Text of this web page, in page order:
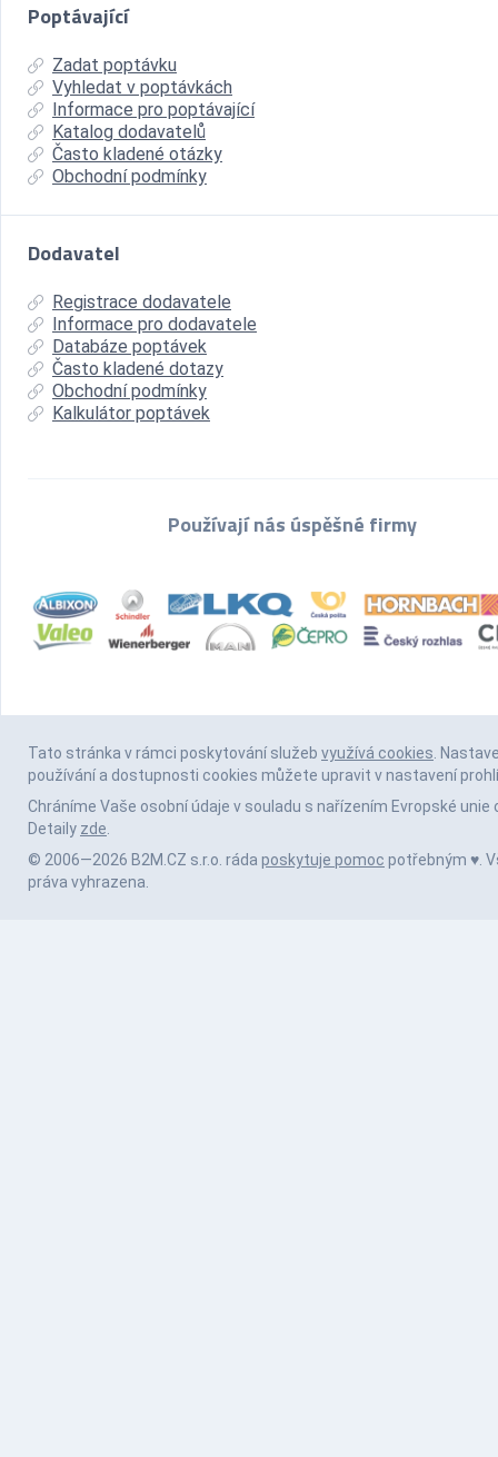
Poptávající
Zadat poptávku
Vyhledat v poptávkách
Informace pro poptávající
Katalog dodavatelů
Často kladené otázky
Obchodní podmínky
Dodavatel
Registrace dodavatele
Informace pro dodavatele
Databáze poptávek
Často kladené dotazy
Obchodní podmínky
Kalkulátor poptávek
Používají nás úspěšné firmy
Tato stránka v rámci poskytování služeb využívá cookies .
používání a dostupnosti cookies můžete upravit v nastavení
Chráníme Vaše osobní údaje v souladu s nařízením Evropské unie
Detaily zde
© 2006—2026 B2M.CZ s.r.o. ráda poskytuje pomoc potřebným ♥️.
práva vyhrazena.